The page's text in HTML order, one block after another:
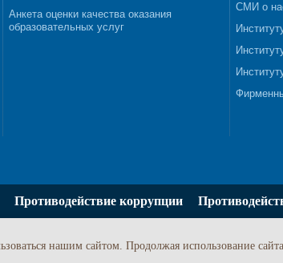
Анкета оценки качества оказания
образовательных услуг
СМИ о
Противодействие коррупции
нашим сайтом. Продолжая использование